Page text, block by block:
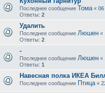
Последнее сообщение Тома « 06
Ответы: 2
Удалить
Последнее сообщение Люшен «
Ответы: 2
-
Последнее сообщение Люшен «
Ответы: 1
Навесная полка ИКЕА
Последнее сообщение Птица «